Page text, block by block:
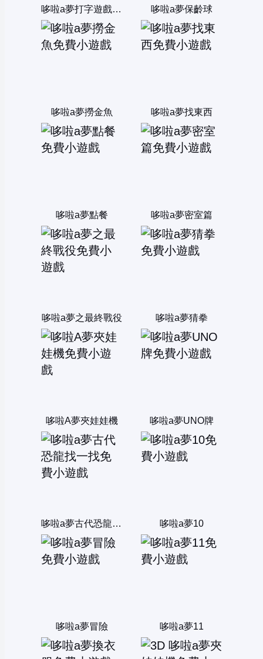
哆啦a夢打字遊戲-打數字 哆啦a夢保齡球
哆啦a夢撈金魚 哆啦a夢找東西
哆啦a夢點餐 哆啦a夢密室篇
哆啦a夢之最終戰役 哆啦a夢猜拳
哆啦A夢夾娃娃機 哆啦a夢UNO牌
哆啦a夢古代恐龍找一找 哆啦a夢10
哆啦a夢冒險 哆啦a夢11